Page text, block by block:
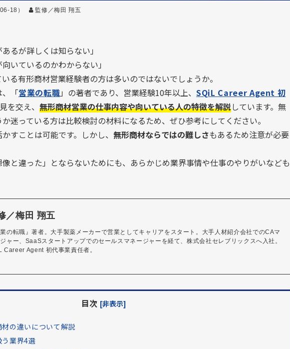
18 ）
監修／梅田 翔五
るが詳しくは知らない」
いているのかわからない」
る有形商材営業経験者の方は多いのではないでしょうか。
「営業の転職」の著者であり、営業経験10年以上、SQiL Career Agent 初
を交え、 無形商材営業の仕事内容や向いている人の特徴を解説しています。無
迷っている方は比較検討の材料になるため、ぜひ参考にしてください。
すことは可能です。しかし、 無形商材ならではの難しさもあるため注意が必要
と違った」とならないためにも、あらかじめ業界事情や仕事のやりがいなども
／梅田 翔五
業の転職』著者。大手製薬メーカーで営業としてキャリアをスタート。大手人材紹介会社でのCAマ
ャー、SaaSスタートアップでのセールスマネージャーを経て、株式会社セレブリックスへ入社。
Career Agent 初代事業責任者。
目次 [非表示]
の違いについて解説
業界4選